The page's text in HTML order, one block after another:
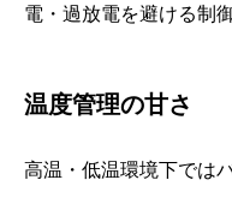
電・過放電を避ける制
温度管理の甘さ
高温・低温環境下では